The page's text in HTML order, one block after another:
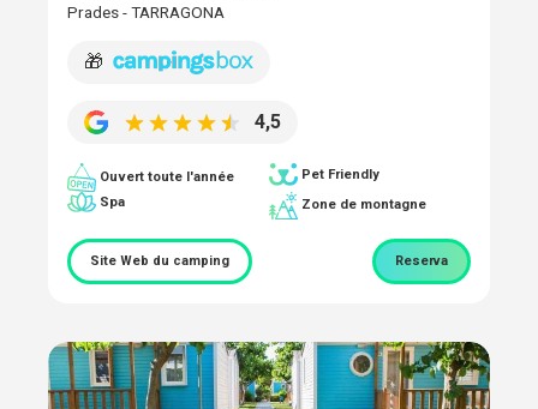
Prades - TARRAGONA
🎁
4,5
Ouvert toute l'année
Pet Friendly
Spa
Zone de montagne
Site Web du camping Reserva